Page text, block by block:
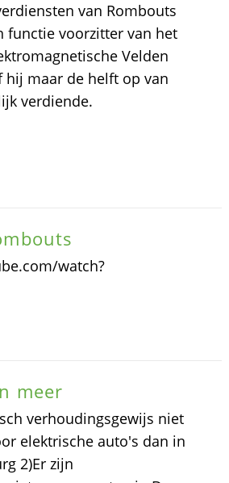
van Rombouts
functie voorzitter van het
Velden
hij maar de helft op van
verdiende.
watch?
meer
verhoudingsgewijs niet
elektrische auto's dan in
2)Er zijn